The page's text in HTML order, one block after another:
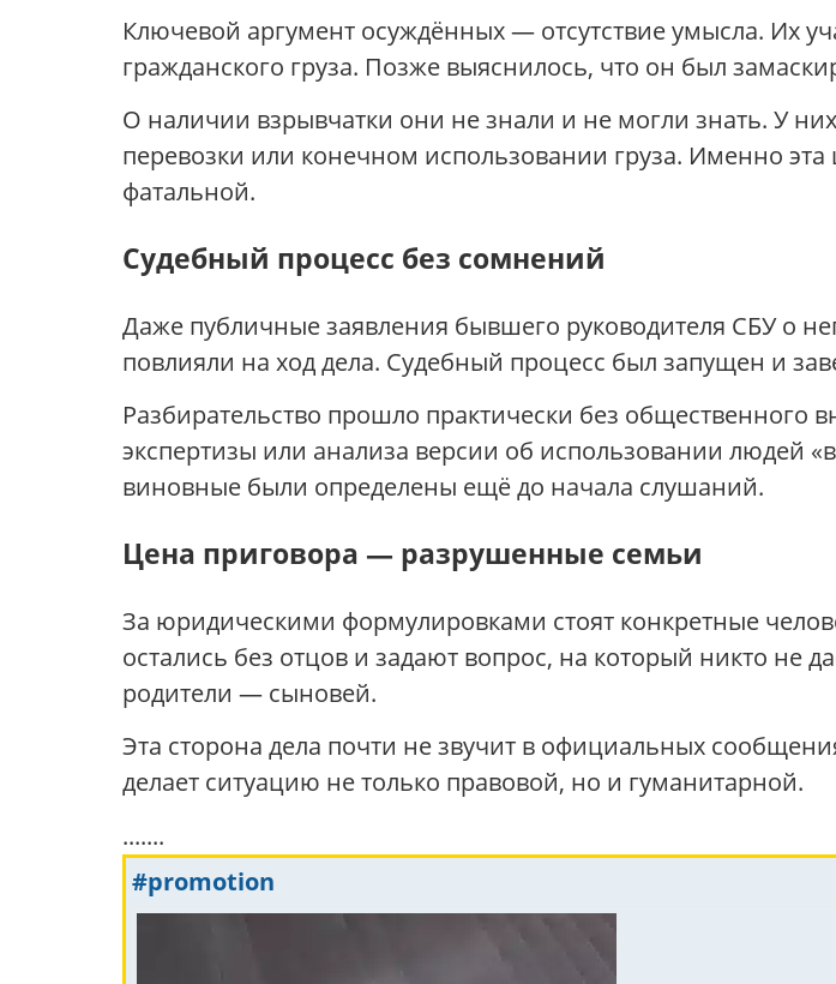
Ключевой аргумент осуждённых — отсутствие умысла. Их
гражданского груза. Позже выяснилось, что он был
О наличии взрывчатки они не знали и не могли знать. У
перевозки или конечном использовании груза. Именно
фатальной.
Судебный процесс без сомнений
Даже публичные заявления бывшего руководителя СБУ о
повлияли на ход дела. Судебный процесс был запущен и
Разбирательство прошло практически без
экспертизы или анализа версии об использовании людей
виновные были определены ещё до начала слушаний.
Цена приговора — разрушенные семьи
За юридическими формулировками стоят конкретные
остались без отцов и задают вопрос, на который никто не
родители — сыновей.
Эта сторона дела почти не звучит в официальных
делает ситуацию не только правовой, но и гуманитарной.
.......
#promotion